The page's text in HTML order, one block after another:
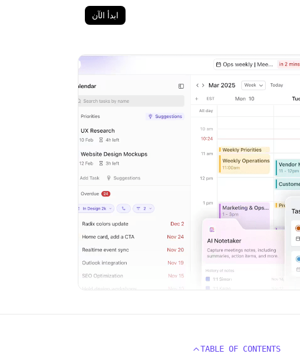
ابدأ الآن
TABLE OF CONTENTS